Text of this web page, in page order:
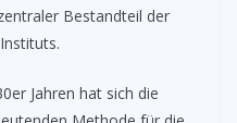
Bestandteil der
Jahren hat sich die